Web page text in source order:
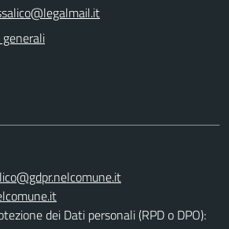
generali
dei Dati personali (RPD o DPO):